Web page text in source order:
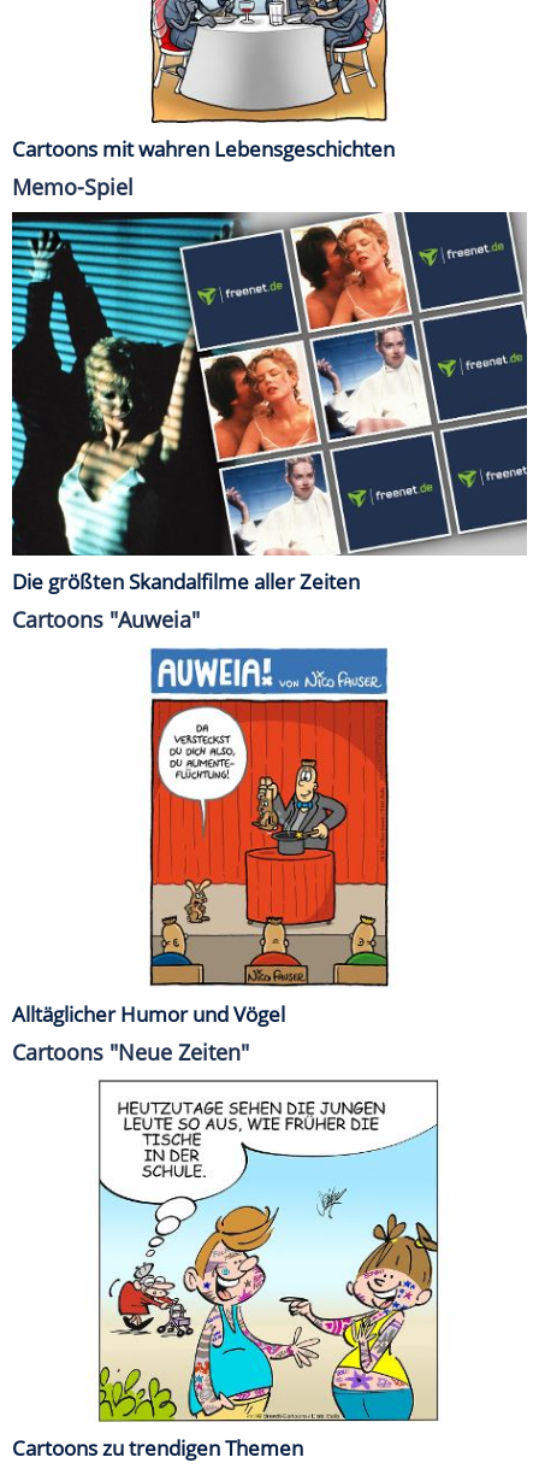
Cartoons mit wahren Lebensgeschichten
Memo-Spiel
Die größten Skandalfilme aller Zeiten
Cartoons "Auweia"
Alltäglicher Humor und Vögel
Cartoons "Neue Zeiten"
Cartoons zu trendigen Themen